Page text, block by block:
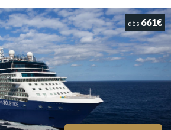
dès 661€